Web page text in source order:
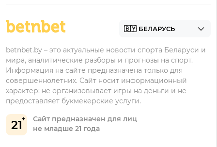
Бонусы Бетера
Бонусы Винлайн
Марафонбет
21
Сайт предназначен для лиц
не младше 21 года
betnbet.by – это актуальные новости спорта Беларуси и
мира, аналитические разборы и прогнозы на спорт.
Информация на сайте предназначена только для
совершеннолетних. Сайт носит информационный
характер: не организовывает игры на деньги и не
предоставляет букмекерские услуги.